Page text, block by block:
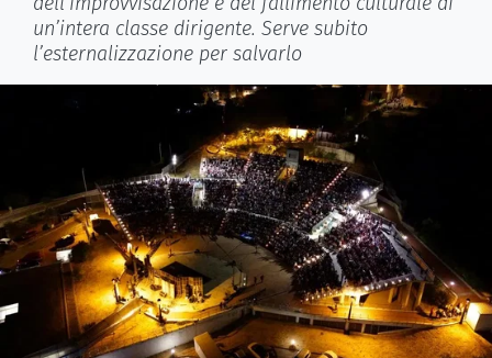
un’intera classe dirigente. Serve subito
l’esternalizzazione per salvarlo